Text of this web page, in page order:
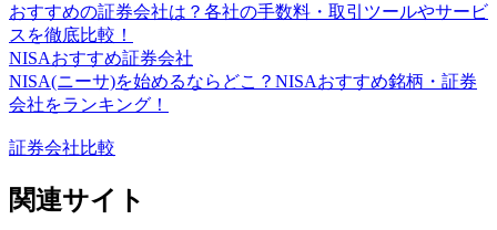
おすすめの証券会社は？各社の手数料・取引ツールやサービ
スを徹底比較！
NISAおすすめ証券会社
NISA(ニーサ)を始めるならどこ？NISAおすすめ銘柄・証券
会社をランキング！
証券会社比較
関連サイト